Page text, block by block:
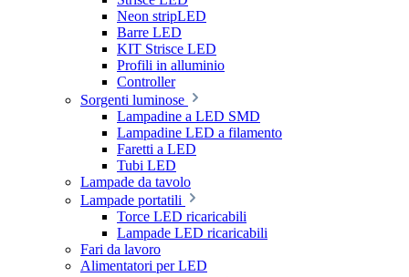
Neon stripLED
Barre LED
KIT Strisce LED
Profili in alluminio
Controller
Sorgenti luminose
Lampadine a LED SMD
Lampadine LED a filamento
Faretti a LED
Tubi LED
Lampade da tavolo
Lampade portatili
Torce LED ricaricabili
Lampade LED ricaricabili
Fari da lavoro
Alimentatori per LED